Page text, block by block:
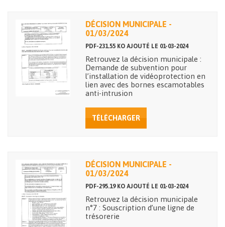
DÉCISION MUNICIPALE -
01/03/2024
PDF-231.55 KO AJOUTÉ LE 01-03-2024
Retrouvez la décision municipale :
Demande de subvention pour
l’installation de vidéoprotection en
lien avec des bornes escamotables
anti-intrusion
TÉLÉCHARGER
DÉCISION MUNICIPALE -
01/03/2024
PDF-295.19 KO AJOUTÉ LE 01-03-2024
Retrouvez la décision municipale
n°7 : Souscription d’une ligne de
trésorerie